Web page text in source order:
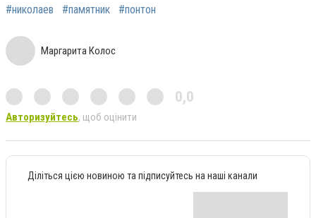
#николаев #памятник #понтон
Маргарита Колос
0,0
Авторизуйтесь, щоб оцінити
Діліться цією новиною та підписуйтесь на наші канали